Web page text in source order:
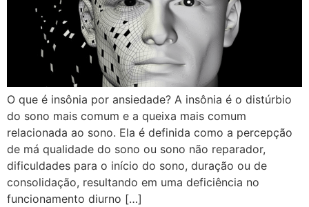
O que é insônia por ansiedade? A insônia é o distúrbio
do sono mais comum e a queixa mais comum
relacionada ao sono. Ela é definida como a percepção
de má qualidade do sono ou sono não reparador,
dificuldades para o início do sono, duração ou de
consolidação, resultando em uma deficiência no
funcionamento diurno […]